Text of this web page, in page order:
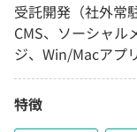
受託開発（社外常
CMS、ソーシャル
ジ、Win/Macアプ
特徴